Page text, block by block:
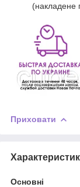
(накладене
Приховати
Основні